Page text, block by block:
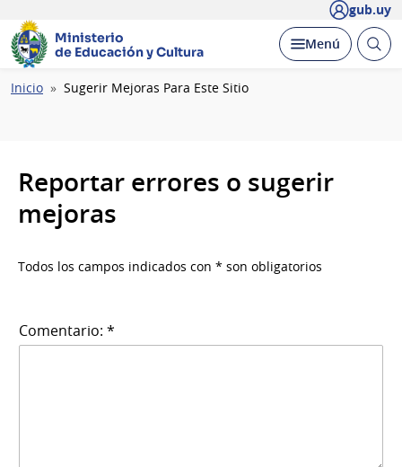
gub.uy
Ministerio
de Educación y Cultura
Desplegar
Menú Abrir
Ruta
Inicio Sugerir Mejoras Para Este Sitio
Reportar errores o sugerir
mejoras
Todos los campos indicados con * son obligatorios
Comentario: *